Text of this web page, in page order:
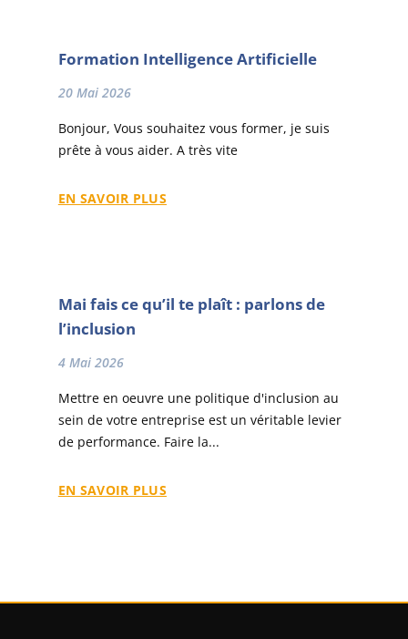
Formation Intelligence Artificielle
20 Mai 2026
Bonjour, Vous souhaitez vous former, je suis
prête à vous aider. A très vite
EN SAVOIR PLUS
Mai fais ce qu’il te plaît : parlons de
l’inclusion
4 Mai 2026
Mettre en oeuvre une politique d'inclusion au
sein de votre entreprise est un véritable levier
de performance. Faire la...
EN SAVOIR PLUS